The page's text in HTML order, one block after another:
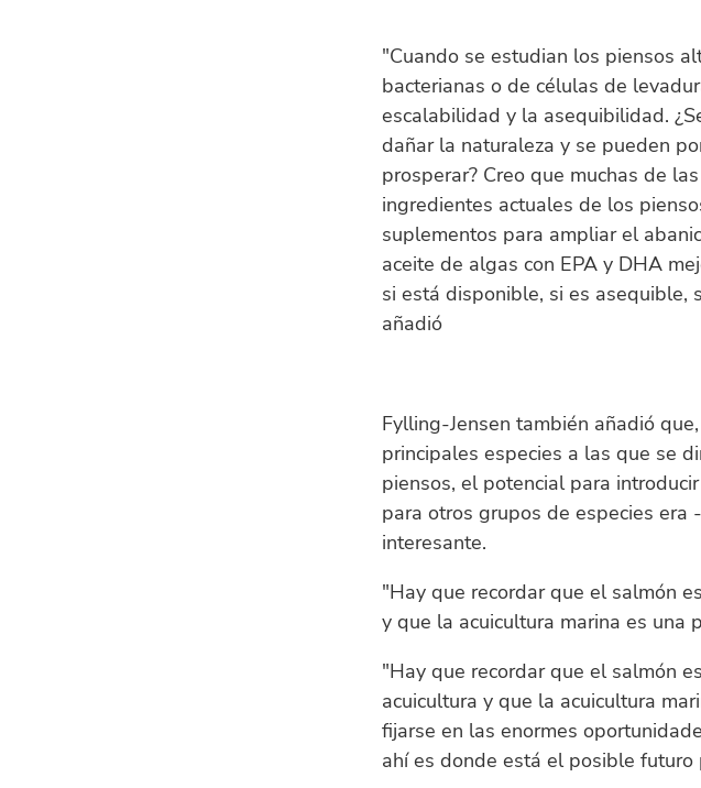
"Cuando se estudian los piensos
bacterianas o de células de
escalabilidad y la asequibilidad.
dañar la naturaleza y se pueden
prosperar? Creo que muchas de
ingredientes actuales de los
suplementos para ampliar el
aceite de algas con EPA y DHA
si está disponible, si es asequible,
añadió
Fylling-Jensen también añadió
principales especies a las que se
piensos, el potencial para
para otros grupos de especies
interesante.
"Hay que recordar que el salmón
y que la acuicultura marina es una
"Hay que recordar que el salmón
acuicultura y que la acuicultura
fijarse en las enormes
ahí es donde está el posible futuro